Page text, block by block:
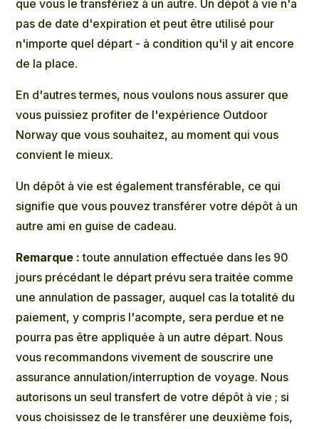
que vous le transfériez à un autre. Un dépôt à vie n'a
pas de date d'expiration et peut être utilisé pour
n'importe quel départ - à condition qu'il y ait encore
de la place.
En d'autres termes, nous voulons nous assurer que
vous puissiez profiter de l'expérience Outdoor
Norway que vous souhaitez, au moment qui vous
convient le mieux.
Un dépôt à vie est également transférable, ce qui
signifie que vous pouvez transférer votre dépôt à un
autre ami en guise de cadeau.
Remarque : toute annulation effectuée dans les 90
jours précédant le départ prévu sera traitée comme
une annulation de passager, auquel cas la totalité du
paiement, y compris l'acompte, sera perdue et ne
pourra pas être appliquée à un autre départ. Nous
vous recommandons vivement de souscrire une
assurance annulation/interruption de voyage. Nous
autorisons un seul transfert de votre dépôt à vie ; si
vous choisissez de le transférer une deuxième fois,